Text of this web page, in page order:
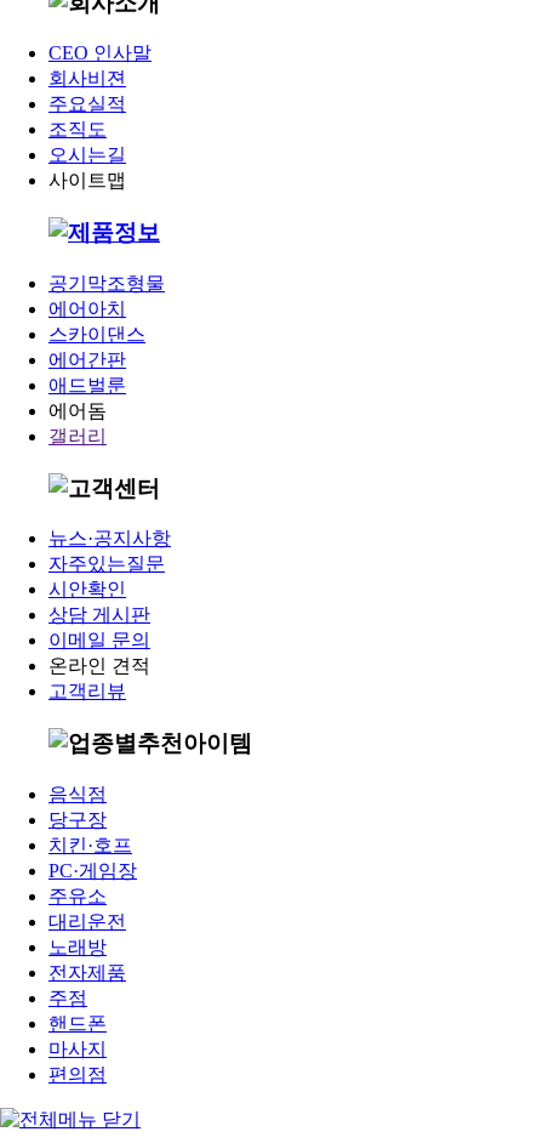
CEO 인사말
회사비젼
주요실적
조직도
오시는길
사이트맵
공기막조형물
에어아치
스카이댄스
에어간판
애드벌룬
에어돔
갤러리
뉴스·공지사항
자주있는질문
시안확인
상담 게시판
이메일 문의
온라인 견적
고객리뷰
음식점
당구장
치킨·호프
PC·게임장
주유소
대리운전
노래방
전자제품
주점
핸드폰
마사지
편의점